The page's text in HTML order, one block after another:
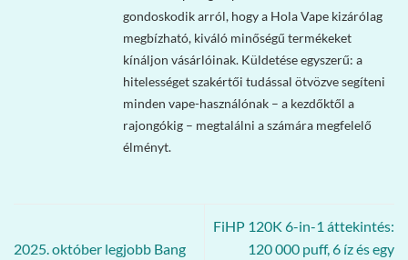
gondoskodik arról, hogy a Hola Vape kizárólag
megbízható, kiváló minőségű termékeket
kínáljon vásárlóinak. Küldetése egyszerű: a
hitelességet szakértői tudással ötvözve segíteni
minden vape-használónak – a kezdőktől a
rajongókig – megtalálni a számára megfelelő
élményt.
2025. október legjobb Bang
FiHP 120K 6-in-1 áttekintés:
120 000 puff, 6 íz és egy